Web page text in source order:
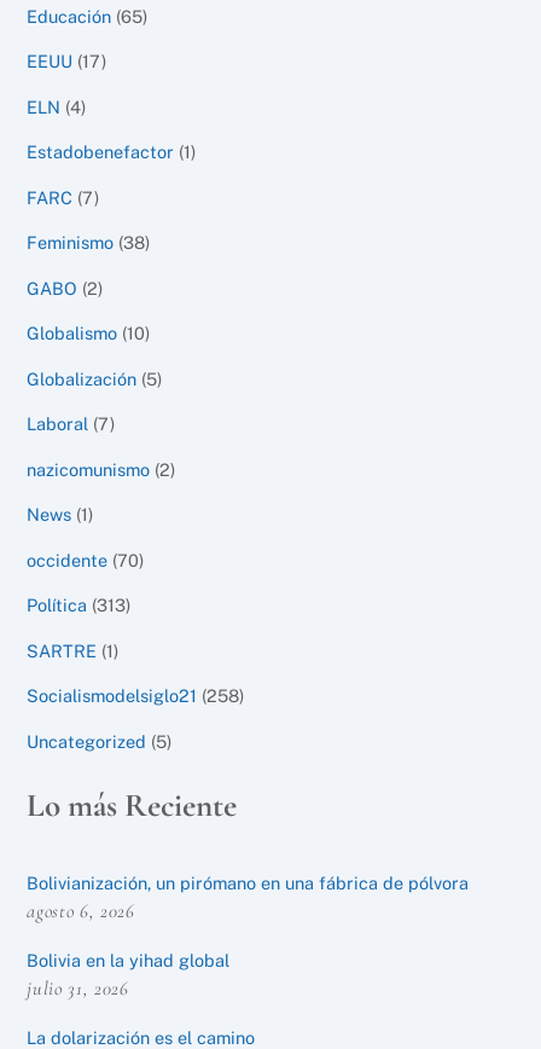
Educación (65)
EEUU (17)
ELN (4)
Estadobenefactor (1)
FARC (7)
Feminismo (38)
GABO (2)
Globalismo (10)
Globalización (5)
Laboral (7)
nazicomunismo (2)
News (1)
occidente (70)
Política (313)
SARTRE (1)
Socialismodelsiglo21 (258)
Uncategorized (5)
Lo más Reciente
Bolivianización, un pirómano en una fábrica de pólvora
agosto 6, 2026
Bolivia en la yihad global
julio 31, 2026
La dolarización es el camino